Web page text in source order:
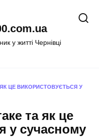
у житті Чернівці
ЦЕ ВИКОРИСТОВУЄТЬСЯ У
та як це
у сучасному